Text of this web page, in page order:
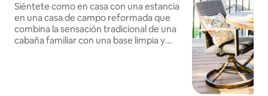
Siéntete como en casa con una estancia
en una casa de campo reformada que
combina la sensación tradicional de una
cabaña familiar con una base limpia y